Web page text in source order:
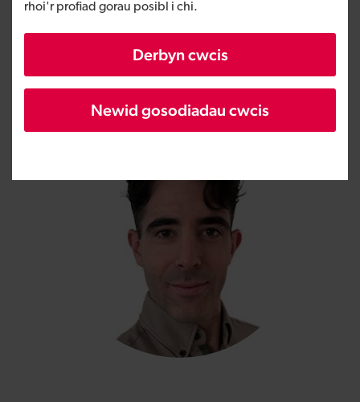
rhoi'r profiad gorau posibl i chi.
Derbyn cwcis
Newid gosodiadau cwcis
canolbwyntio ar dechnoleg sydd â photensial twf
uchel drwy ddarparu buddsoddiadau ecwiti.